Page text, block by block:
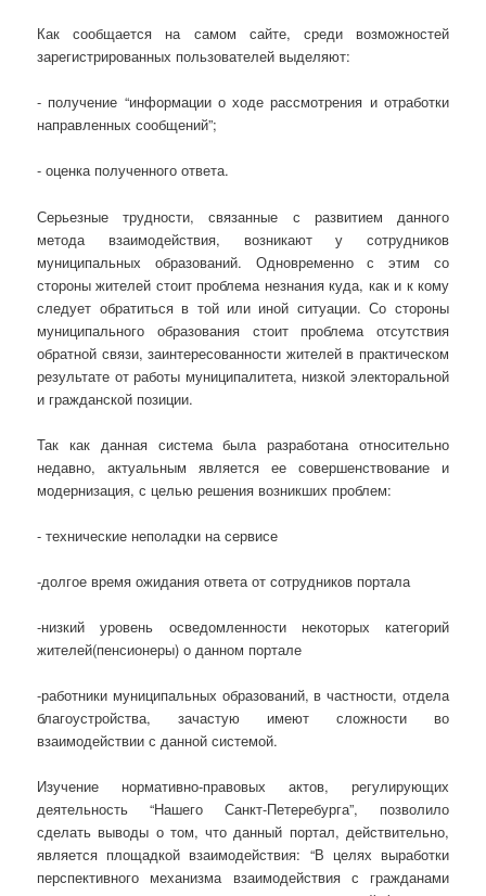
Как сообщается на самом сайте, среди возможностей
зарегистрированных пользователей выделяют:
- получение “информации о ходе рассмотрения и отработки
направленных сообщений”;
- оценка полученного ответа.
Серьезные трудности, связанные с развитием данного
метода взаимодействия, возникают у сотрудников
муниципальных образований. Одновременно с этим со
стороны жителей стоит проблема незнания куда, как и к кому
следует обратиться в той или иной ситуации. Со стороны
муниципального образования стоит проблема отсутствия
обратной связи, заинтересованности жителей в практическом
результате от работы муниципалитета, низкой электоральной
и гражданской позиции.
Так как данная система была разработана относительно
недавно, актуальным является ее совершенствование и
модернизация, с целью решения возникших проблем:
- технические неполадки на сервисе
-долгое время ожидания ответа от сотрудников портала
-низкий уровень осведомленности некоторых категорий
жителей(пенсионеры) о данном портале
-работники муниципальных образований, в частности, отдела
благоустройства, зачастую имеют сложности во
взаимодействии с данной системой.
Изучение нормативно-правовых актов, регулирующих
деятельность “Нашего Санкт-Петеребурга”, позволило
сделать выводы о том, что данный портал, действительно,
является площадкой взаимодействия: “В целях выработки
перспективного механизма взаимодействия с гражданами